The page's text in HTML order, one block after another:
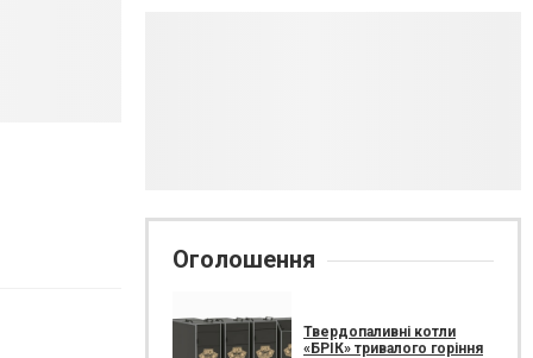
Оголошення
Твердопаливні котли
«БРІК» тривалого горіння